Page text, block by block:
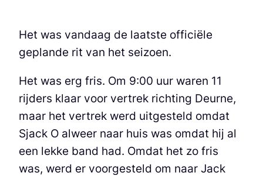
Het was vandaag de laatste officiële
geplande rit van het seizoen.
Het was erg fris. Om 9:00 uur waren 11
rijders klaar voor vertrek richting Deurne,
maar het vertrek werd uitgesteld omdat
Sjack O alweer naar huis was omdat hij al
een lekke band had. Omdat het zo fris
was, werd er voorgesteld om naar Jack